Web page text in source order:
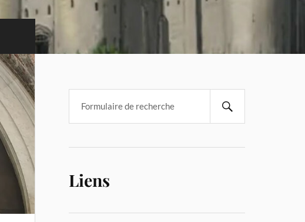
Liens